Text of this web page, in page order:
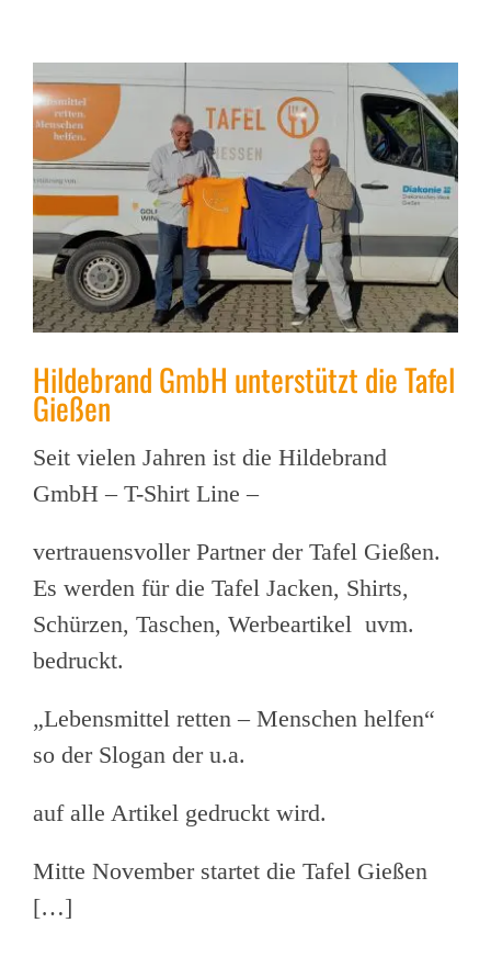
Hildebrand GmbH unterstützt die Tafel
Gießen
Seit vielen Jahren ist die Hildebrand
GmbH – T-Shirt Line –
vertrauensvoller Partner der Tafel Gießen.
Es werden für die Tafel Jacken, Shirts,
Schürzen, Taschen, Werbeartikel uvm.
bedruckt.
„Lebensmittel retten – Menschen helfen“
so der Slogan der u.a.
auf alle Artikel gedruckt wird.
Mitte November startet die Tafel Gießen
[…]